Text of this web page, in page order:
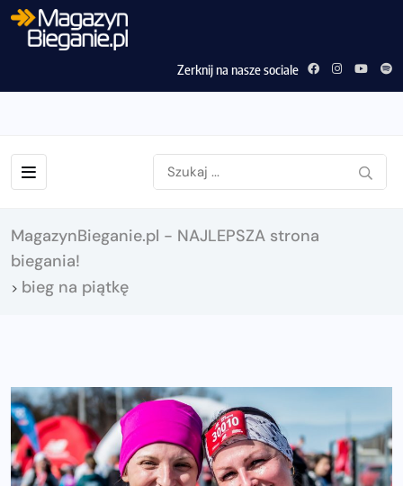
Zerknij na nasze sociale
MagazynBieganie.pl - NAJLEPSZA strona
biegania!
> bieg na piątkę